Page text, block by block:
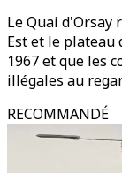
Le Quai d'Orsay
Est et le plateau
1967 et que les
illégales au
RECOMMANDÉ